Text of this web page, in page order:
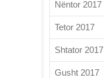
Nëntor 2017
Tetor 2017
Shtator 2017
Gusht 2017